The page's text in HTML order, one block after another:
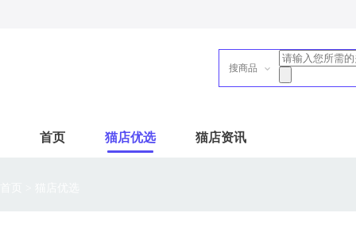
搜商品
首页 猫店优选 猫店资讯